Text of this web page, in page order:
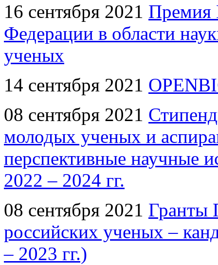
16 сентября 2021 Премия
Федерации в области
ученых
14 сентября 2021
08 сентября 2021
молодых ученых и
перспективные научные
2022 – 2024 гг.
08 сентября 2021 Гранты
российских ученых –
– 2023 гг.)